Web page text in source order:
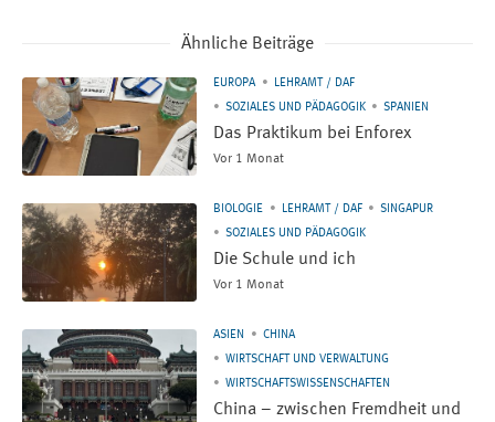
Ähnliche Beiträge
EUROPA
LEHRAMT / DAF
SOZIALES UND PÄDAGOGIK
SPANIEN
Das Praktikum bei Enforex
Vor 1 Monat
BIOLOGIE LEHRAMT / DAF
SINGAPUR
SOZIALES UND PÄDAGOGIK
Die Schule und ich
Vor 1 Monat
ASIEN
CHINA
WIRTSCHAFT UND VERWALTUNG
WIRTSCHAFTSWISSENSCHAFTEN
China – zwischen Fremdheit und